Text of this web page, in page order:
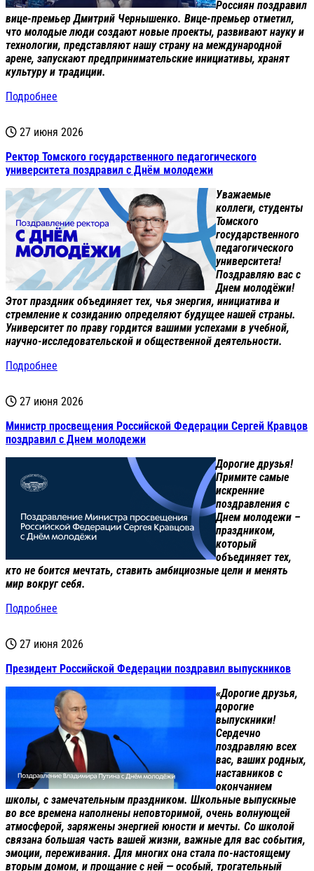
Россиян поздравил
вице-премьер Дмитрий Чернышенко. Вице-премьер отметил,
что молодые люди создают новые проекты, развивают науку и
технологии, представляют нашу страну на международной
арене, запускают предпринимательские инициативы, хранят
культуру и традиции.
Подробнее
27 июня 2026
Ректор Томского государственного педагогического
университета поздравил с Днём молодежи
Уважаемые
коллеги, студенты
Томского
государственного
педагогического
университета!
Поздравляю вас с
Днем молодёжи!
Этот праздник объединяет тех, чья энергия, инициатива и
стремление к созиданию определяют будущее нашей страны.
Университет по праву гордится вашими успехами в учебной,
научно-исследовательской и общественной деятельности.
Подробнее
27 июня 2026
Министр просвещения Российской Федерации Сергей Кравцов
поздравил с Днем молодежи
Дорогие друзья!
Примите самые
искренние
поздравления с
Днем молодежи –
праздником,
который
объединяет тех,
кто не боится мечтать, ставить амбициозные цели и менять
мир вокруг себя.
Подробнее
27 июня 2026
Президент Российской Федерации поздравил выпускников
«Дорогие друзья,
дорогие
выпускники!
Сердечно
поздравляю всех
вас, ваших родных,
наставников с
окончанием
школы, с замечательным праздником. Школьные выпускные
во все времена наполнены неповторимой, очень волнующей
атмосферой, заряжены энергией юности и мечты. Со школой
связана большая часть вашей жизни, важные для вас события,
эмоции, переживания. Для многих она стала по-настоящему
вторым домом, и прощание с ней — особый, трогательный